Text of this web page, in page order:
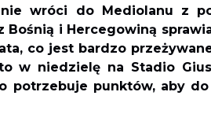
wróci do Mediolanu z
Bośnią i Hercegowiną
co jest bardzo
w niedzielę na Stadio
potrzebuje punktów, aby